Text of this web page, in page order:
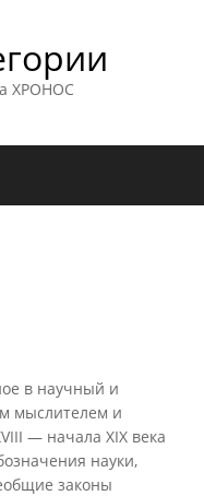
ХРОНОС
в научный и
мыслителем и
— начала XIX века
науки,
законы